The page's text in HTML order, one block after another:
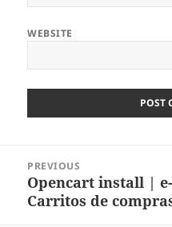
WEBSITE
navigation
PREVIOUS
Previous
post:
Opencart install |
Carritos de